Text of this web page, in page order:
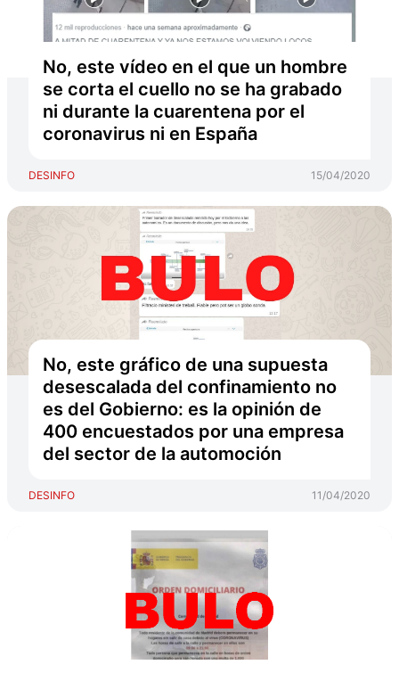
No, este vídeo en el que un hombre
se corta el cuello no se ha grabado
ni durante la cuarentena por el
coronavirus ni en España
DESINFO 15/04/2020
No, este gráfico de una supuesta
desescalada del confinamiento no
es del Gobierno: es la opinión de
400 encuestados por una empresa
del sector de la automoción
DESINFO 11/04/2020